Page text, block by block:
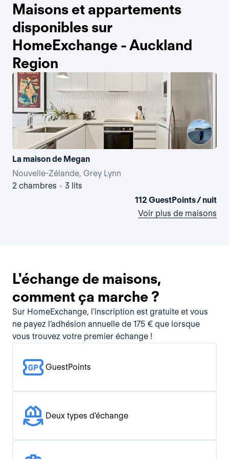
Maisons et appartements
disponibles sur
HomeExchange - Auckland
Region
La maison de Megan
Nouvelle-Zélande, Grey Lynn
2 chambres • 3 lits
112 GuestPoints / nuit
Voir plus de maisons
L'échange de maisons,
comment ça marche ?
Sur HomeExchange, l’inscription est gratuite et vous
ne payez l’adhésion annuelle de 175 € que lorsque
vous trouvez votre premier échange !
GuestPoints
Deux types d'échange